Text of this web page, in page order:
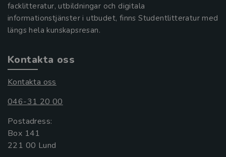
facklitteratur, utbildningar och digitala
informationstjänster i utbudet, finns Studentlitteratur med
längs hela kunskapsresan.
Kontakta oss
Kontakta oss
046-31 20 00
Postadress:
Box 141
221 00 Lund